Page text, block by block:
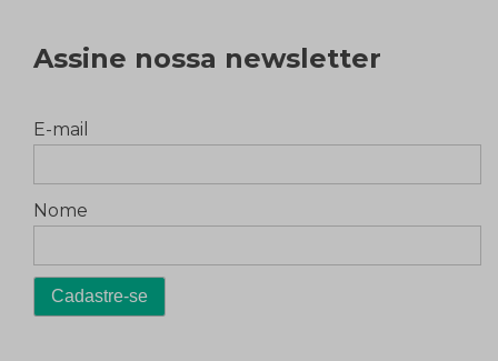
Assine nossa newsletter
E-mail
Nome